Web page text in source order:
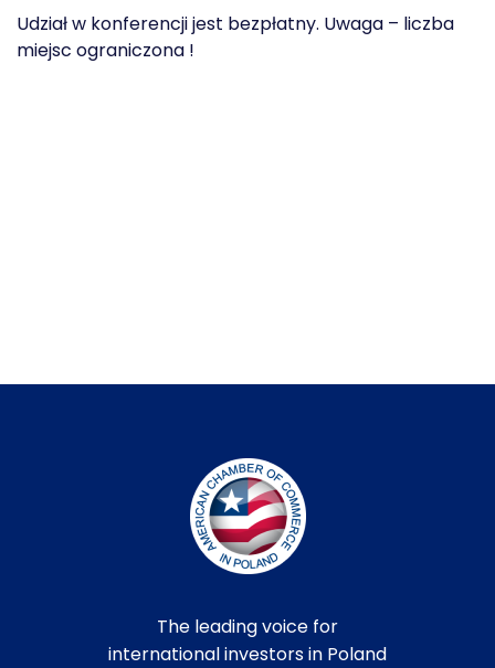
Udział w konferencji jest bezpłatny. Uwaga – liczba
miejsc ograniczona !
The leading voice for
international investors in Poland